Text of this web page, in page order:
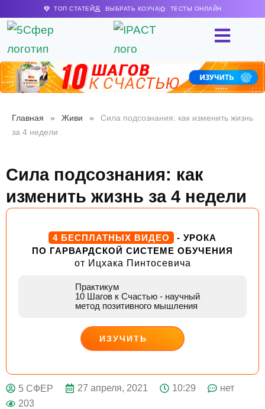
ТОП СТАТЕЙ ВЫБРАТЬ КОУЧА ТЕСТЫ ОНЛАЙН
Главная » Живи »
Сила подсознания: как изменить жизнь
за 4 недели
Сила подсознания: как
изменить жизнь за 4 недели
4 БЕСПЛАТНЫХ ВИДЕО
- УРОКА
ПО ГАРВАРДСКОЙ СИСТЕМЕ ОБУЧЕНИЯ
от Ицхака Пинтосевича
Практикум
10 Шагов к Счастью - научный
метод позитивного мышления
ИЗУЧИТЬ
ДЕЙСТВУЙ
5 СФЕР 27 апреля, 2021 10:29
нет
203